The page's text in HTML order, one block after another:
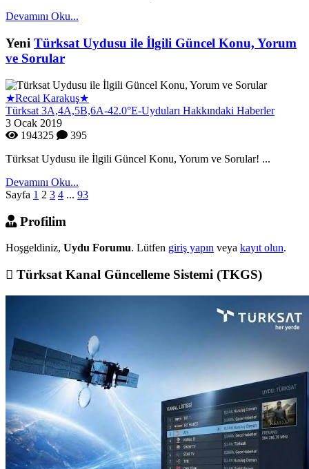
Devamını Oku...
Yeni Türksat Uydusu ile İlgili Güncel Konu, Yorum
ve Sorular
★Recai Karakuş★
Türksat 3A,4A,5B,6A-42.0°E-Uyduları Hakkındaki Haberler
3 Ocak 2019
194325
395
Türksat Uydusu ile İlgili Güncel Konu, Yorum ve Sorular! ...
Devamını Oku...
Sayfa 1 2 3 4 ... 93
Profilim
Hoşgeldiniz, Uydu Forumu. Lütfen giriş yapın veya kayıt olun.
Türksat Kanal Güncelleme Sistemi (TKGS)